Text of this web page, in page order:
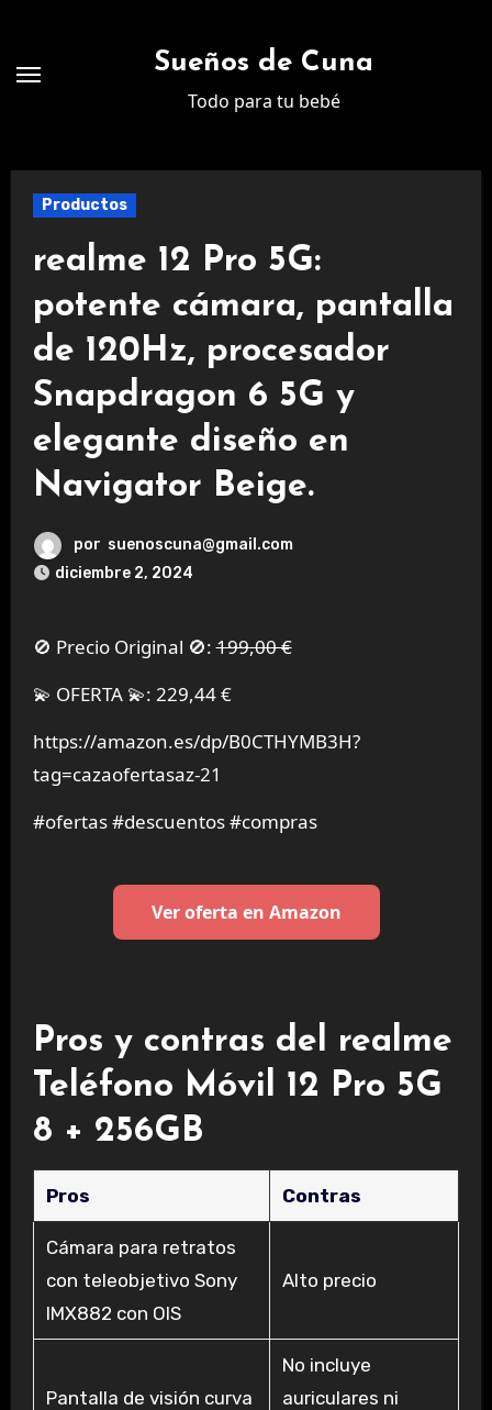
contenido
Sueños de Cuna
Todo para tu bebé
Productos
realme 12 Pro 5G:
potente cámara, pantalla
de 120Hz, procesador
Snapdragon 6 5G y
elegante diseño en
Navigator Beige.
por suenoscuna@gmail.com
diciembre 2, 2024
🚫 Precio Original 🚫:199,00 €
💫 OFERTA 💫: 229,44 €
https://amazon.es/dp/B0CTHYMB3H?
tag=cazaofertasaz-21
#ofertas #descuentos #compras
Ver oferta en Amazon
Pros y contras del realme
Teléfono Móvil 12 Pro 5G
8 + 256GB
Pros Contras
Cámara para retratos
con teleobjetivo Sony
IMX882 con OIS
Alto precio
Pantalla de visión curva
No incluye
auriculares ni